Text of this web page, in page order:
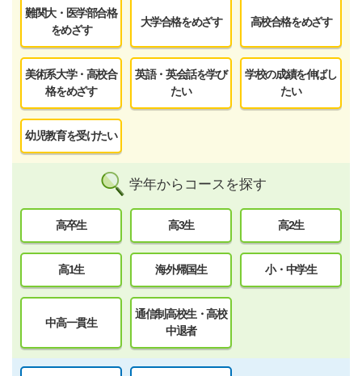
難関大・医学部合格
をめざす
大学合格をめざす 高校合格をめざす
美術系大学・高校合
格をめざす
英語・英会話を学び
たい
学校の成績を伸ばし
たい
幼児教育を受けたい
学年からコースを探す
高卒生 高3生 高2生
高1生 海外帰国生 小・中学生
中高一貫生
通信制高校生・高校
中退者